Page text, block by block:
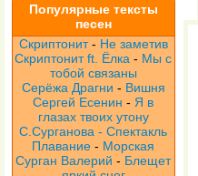
Популярные тексты
песен
Скриптонит- Не заметив
Скриптонит ft. Ёлка - Мы с
тобой связаны
Серёжа Драгни - Вишня
Сергей Есенин - Я в
глазах твоих утону
С.Сурганова - Спектакль
Плавание - Морская
Сурган Валерий - Блещет